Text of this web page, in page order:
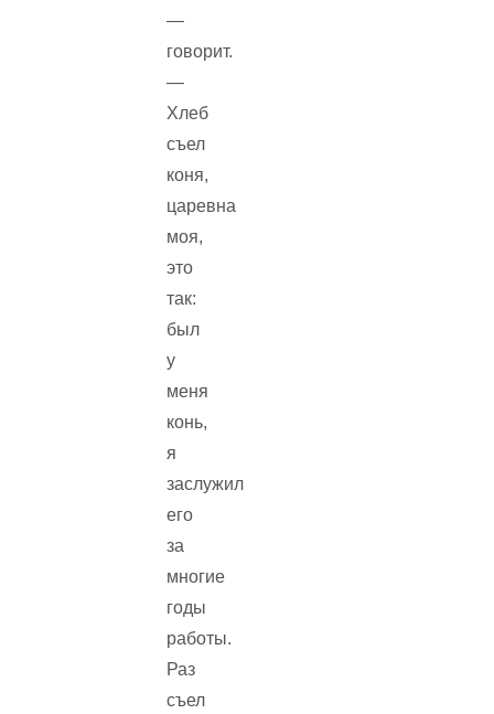
—
говорит.
—
Хлеб
съел
коня,
царевна
моя,
это
так:
был
у
меня
конь,
я
заслужил
его
за
многие
годы
работы.
Раз
съел